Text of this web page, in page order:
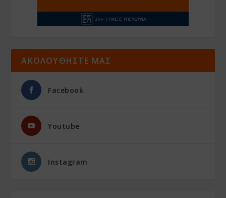
ΑΚΟΛΟΥΘΗΣΤΕ ΜΑΣ
Facebook
Youtube
Instagram